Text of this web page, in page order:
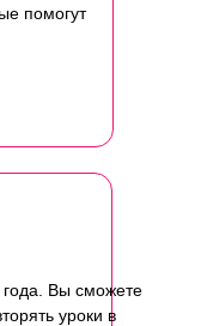
помогут
года. Вы сможете
уроки в